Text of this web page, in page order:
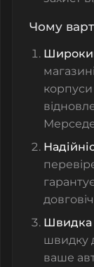
Чому
Швидка
швидку
ваше